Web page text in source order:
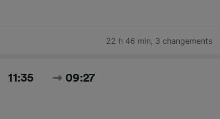
22 h 46 min, 3 changements
11:35 09:27